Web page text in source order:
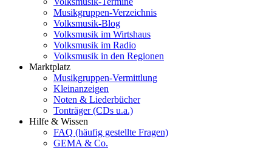
Musikgruppen-Verzeichnis
Volksmusik-Blog
Volksmusik im Wirtshaus
Volksmusik im Radio
Volksmusik in den Regionen
Marktplatz
Musikgruppen-Vermittlung
Kleinanzeigen
Noten & Liederbücher
Tonträger (CDs u.a.)
Hilfe & Wissen
FAQ (häufig gestellte Fragen)
GEMA & Co.